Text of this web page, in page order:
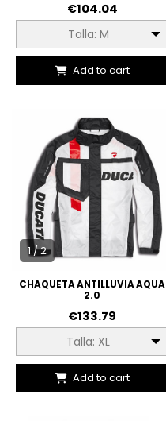
€104.04
Talla: M
Add to cart
1 / 2
CHAQUETA ANTILLUVIA AQUA
2.0
€133.79
Talla: XL
Add to cart